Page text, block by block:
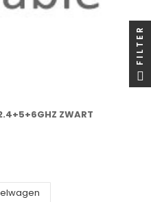
ZWART
FILTER